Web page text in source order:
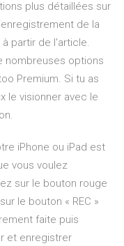
plus détaillées sur
de la
partir de l'article.
nombreuses options
Premium. Si tu as
le visionner avec le
iPhone ou iPad est
vous voulez
sur le bouton rouge
le bouton « REC »
faite puis
et enregistrer